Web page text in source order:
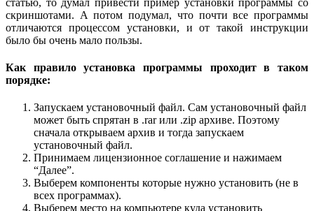
статью, то думал привести пример установки программы со
скриншотами. А потом подумал, что почти все программы
отличаются процессом установки, и от такой инструкции
было бы очень мало пользы.
Как правило установка программы проходит в таком
порядке:
Запускаем установочный файл. Сам установочный файл
может быть спрятан в .rar или .zip архиве. Поэтому
сначала открываем архив и тогда запускаем
установочный файл.
Принимаем лицензионное соглашение и нажимаем
“Далее”.
Выберем компоненты которые нужно установить (не в
всех программах).
Выберем место на компьютере куда установить